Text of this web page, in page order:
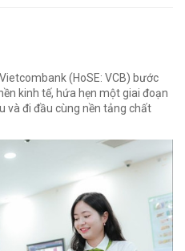
(HoSE: VCB) bước
kinh tế, hứa hẹn một giai đoạn
và đi đầu cùng nền tảng chất